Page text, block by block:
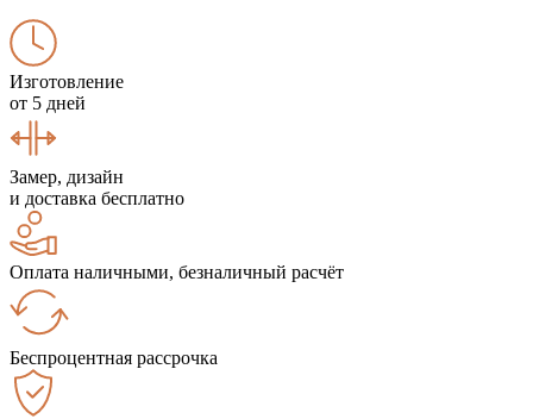
Изготовление
от 5 дней
Замер, дизайн
и доставка бесплатно
Оплата наличными, безналичный расчёт
Беспроцентная рассрочка